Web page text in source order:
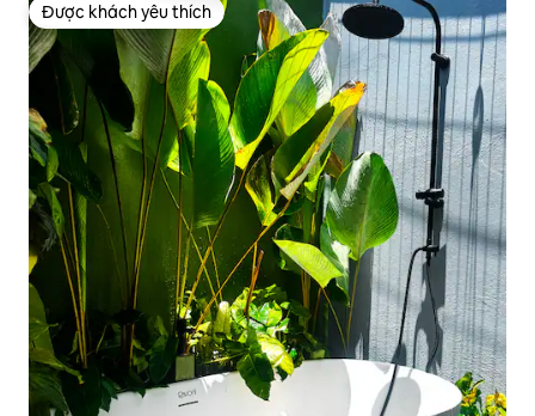
Được khách yêu thích
Được khách yêu thích